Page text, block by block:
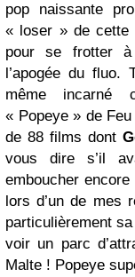
pop naissante
« loser » de cette
pour se frotter à
l’apogée du fluo.
même incarné
« Popeye » de Feu
de 88 films dont
vous dire s’il
emboucher
lors d’un de mes
particulièrement
voir un parc
Malte ! Popeye